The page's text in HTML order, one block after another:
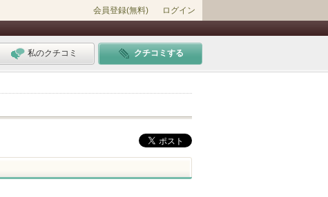
会員登録(無料) ログイン
私のクチコミ クチコミする